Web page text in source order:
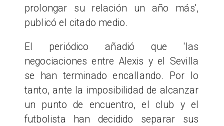
prolongar su relación un año más',
publicó el citado medio.
El periódico añadió que 'las
negociaciones entre Alexis y el Sevilla
se han terminado encallando. Por lo
tanto, ante la imposibilidad de alcanzar
un punto de encuentro, el club y el
futbolista han decidido separar sus